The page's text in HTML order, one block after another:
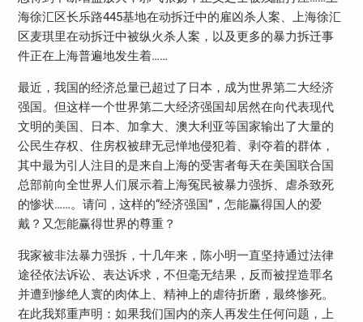
海徐汇区长乐路445基地在动拆迁中的雇凶杀人案、上海徐汇
区麦琪里在动拆迁中被纵火杀人案，以及更多的暴力拆迁事
件正在上海普遍地发生着……
最近，我国的经济总量已超过了日本，成为世界第二大经济
强国。但这样一个世界第二大经济强国却居然在向代表现代
文明的美国、日本、加拿大、澳大利亚等国家输出了大量的
公民生存权、住房权被肆无忌惮地侵犯着、剥夺着的群体，
其中最为引人注目的是来自上海的受害者每天在美国联合国
总部前向全世界人们展示着上海冤民被暴力强拆、虐杀致死
的惨状……。请问，这样的“经济强国”，怎能赢得国人的爱
戴？又怎能赢得世界的尊重？
我家被非法暴力强拆，十几年来，陈小明一直坚持通过法律
途径依法诉讼、表达诉求，不但毫无结果，反而被捏造罪名
并遭到惨绝人寰的肉体上、精神上的虐待折磨，最终惨死。
在此我郑重声明：如果我们国内的亲人再发生任何问题，上